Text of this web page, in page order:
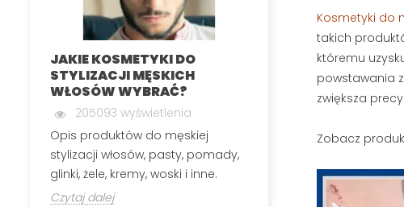
JAKIE KOSMETYKI DO
STYLIZACJI MĘSKICH
WŁOSÓW WYBRAĆ?
205093 wyświetlenia
Opis produktów do męskiej
stylizacji włosów, pasty, pomady,
glinki, żele, kremy, woski i inne.
Czytaj dalej
MĘSKA DEPILACJA
INTYMNYCH
199822
polega na usuwaniu
Czytaj dalej
Kosmetyki do
takich
któremu
powstawania
zwiększa
Zobacz